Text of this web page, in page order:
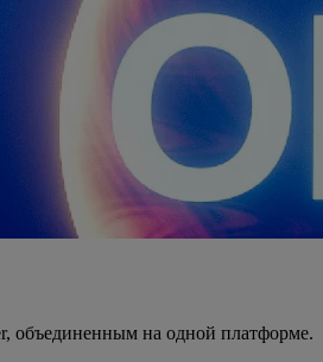
объединенным на одной платформе.